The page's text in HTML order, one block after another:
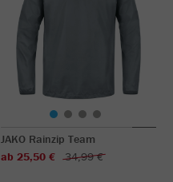
JAKO Rainzip Team
ab 25,50 €
34,99 €